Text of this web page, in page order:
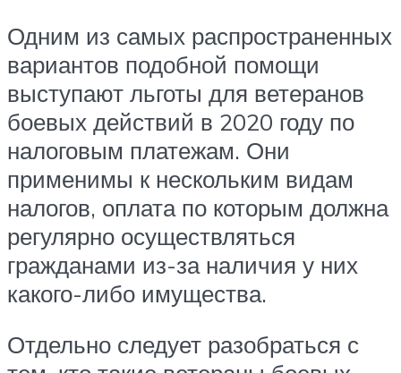
Одним из самых распространенных
вариантов подобной помощи
выступают льготы для ветеранов
боевых действий в 2020 году по
налоговым платежам. Они
применимы к нескольким видам
налогов, оплата по которым должна
регулярно осуществляться
гражданами из-за наличия у них
какого-либо имущества.
Отдельно следует разобраться с